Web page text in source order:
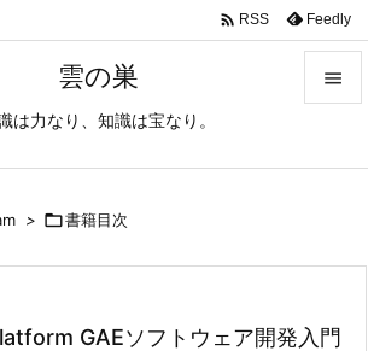
雲の巣
は力なり、知識は宝なり。

次へ
 RSS Feedly
> 書籍目次
GAEソフトウェア開発入門